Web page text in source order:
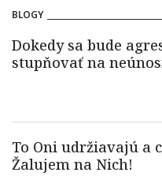
BLOGY